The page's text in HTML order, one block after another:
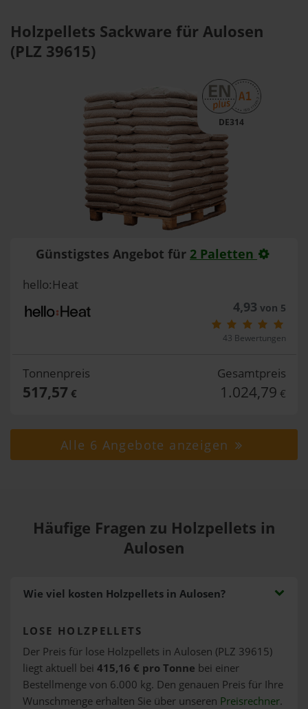
Holzpellets Sackware für Aulosen
(PLZ 39615)
DE314
Günstigstes Angebot für 2 Paletten
hello:Heat
4,93 von 5
43 Bewertungen
Tonnenpreis
517,57 €
Gesamtpreis
1.024,79 €
Alle 6 Angebote anzeigen
Häufige Fragen zu Holzpellets in
Aulosen
Wie viel kosten Holzpellets in Aulosen?
LOSE HOLZPELLETS
Der Preis für lose Holzpellets in Aulosen (PLZ 39615)
liegt aktuell bei 415,16 € pro Tonne bei einer
Bestellmenge von 6.000 kg. Den genauen Preis für Ihre
Wunschmenge erhalten Sie über unseren Preisrechner.